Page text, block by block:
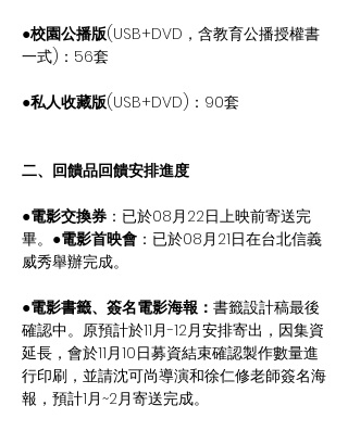
●校園公播版(USB+DVD，含教育公播授權書
一式)：56套
●私人收藏版(USB+DVD)：90套
二、回饋品回饋安排進度
●電影交換券 ：已於08月22日上映前寄送完
畢。 ●電影首映會 ：已於08月21日在台北信義
威秀舉辦完成。
●電影書籤、簽名電影海報： 書籤設計稿最後
確認中。原預計於11月-12月安排寄出，因集資
延長，會於11月10日募資結束確認製作數量進
行印刷，並請沈可尚導演和徐仁修老師簽名海
報，預計1月~2月寄送完成。